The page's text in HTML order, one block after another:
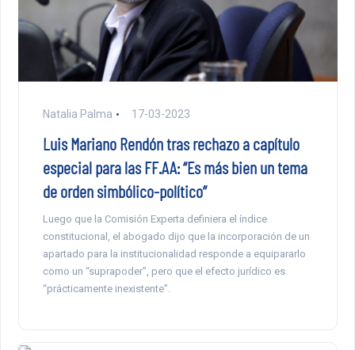
Natalia Palma 17-03-2023
Luis Mariano Rendón tras rechazo a capítulo
especial para las FF.AA: “Es más bien un tema
de orden simbólico-político”
Luego que la Comisión Experta definiera el índice
constitucional, el abogado dijo que la incorporación de un
apartado para la institucionalidad responde a equipararlo
como un “suprapoder”, pero que el efecto jurídico es
“prácticamente inexistente”.